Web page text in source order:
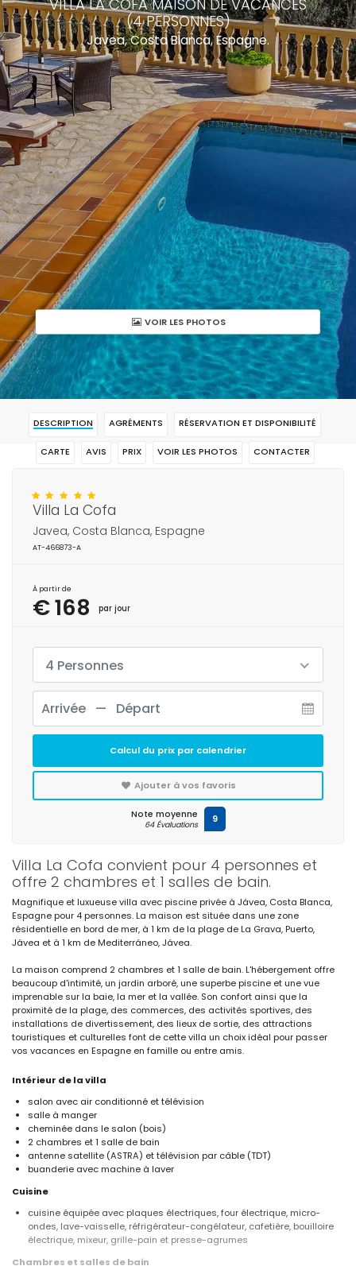
VILLA LA COFA MAISON DE VACANCES
(4 PERSONNES)
Javea, Costa Blanca, Espagne.
VOIR LES PHOTOS
DESCRIPTION AGRÉMENTS RÉSERVATION ET DISPONIBILITÉ
CARTE AVIS PRIX VOIR LES PHOTOS CONTACTER
Villa La Cofa convient pour 4 personnes et
offre 2 chambres et 1 salles de bain.
Magnifique et luxueuse villa avec piscine privée à Jávea, Costa Blanca,
Espagne pour 4 personnes. La maison est située dans une zone
résidentielle en bord de mer, à 1 km de la plage de La Grava, Puerto,
Jávea et à 1 km de Mediterráneo, Jávea.
La maison comprend 2 chambres et 1 salle de bain. L'hébergement offre
beaucoup d'intimité, un jardin arboré, une superbe piscine et une vue
imprenable sur la baie, la mer et la vallée. Son confort ainsi que la
proximité de la plage, des commerces, des activités sportives, des
installations de divertissement, des lieux de sortie, des attractions
touristiques et culturelles font de cette villa un choix idéal pour passer
vos vacances en Espagne en famille ou entre amis.
Intérieur de la villa
salon avec air conditionné et télévision
salle à manger
cheminée dans le salon (bois)
2 chambres et 1 salle de bain
antenne satellite (ASTRA) et télévision par câble (TDT)
buanderie avec machine à laver
Cuisine
cuisine équipée avec plaques électriques, four électrique, micro-
ondes, lave-vaisselle, réfrigérateur-congélateur, cafetière, bouilloire
électrique, mixeur, grille-pain et presse-agrumes
Chambres et salles de bain
Villa La Cofa
Javea, Costa Blanca, Espagne
AT-466873-A
À partir de
€ 168 par jour
4 Personnes
Calcul du prix par calendrier
Ajouter à vos favoris
Note moyenne
64 Évaluations 9